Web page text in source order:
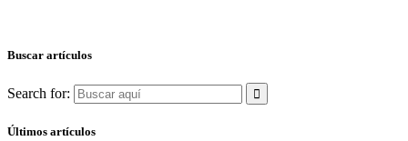
Buscar artículos
Search for:
Últimos artículos